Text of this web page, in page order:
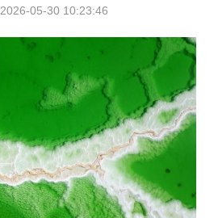
2026-05-30 10:23:46